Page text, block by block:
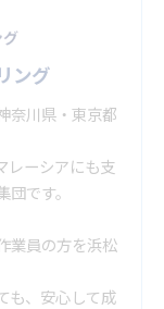
ング
奈川県・東京都
レーシアにも支
です。
業員の方を浜松
も、安心して成